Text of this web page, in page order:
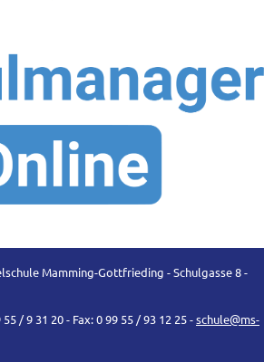
Mamming-Gottfrieding - Schulgasse 8 -
/ 9 31 20 - Fax: 0 99 55 / 93 12 25 -schule@ms-